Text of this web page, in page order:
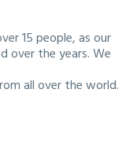
15 people, as our
over the years. We
all over the world.